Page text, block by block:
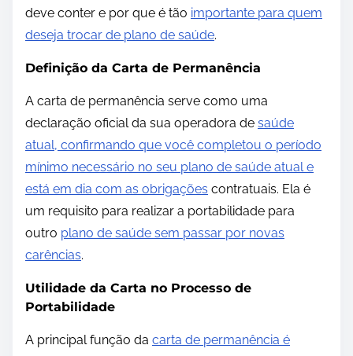
deve conter e por que é tão importante para quem
deseja trocar de plano de saúde.
Definição da Carta de Permanência
A carta de permanência serve como uma
declaração oficial da sua operadora de saúde
atual, confirmando que você completou o período
mínimo necessário no seu plano de saúde atual e
está em dia com as obrigações contratuais. Ela é
um requisito para realizar a portabilidade para
outro plano de saúde sem passar por novas
carências.
Utilidade da Carta no Processo de
Portabilidade
A principal função da carta de permanência é